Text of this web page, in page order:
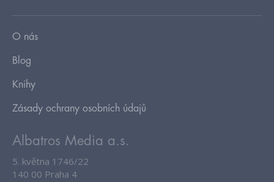
O nás
Blog
Knihy
Zásady ochrany osobních údajů
Albatros Media a.s.
5. května 1746/22
140 00 Praha 4